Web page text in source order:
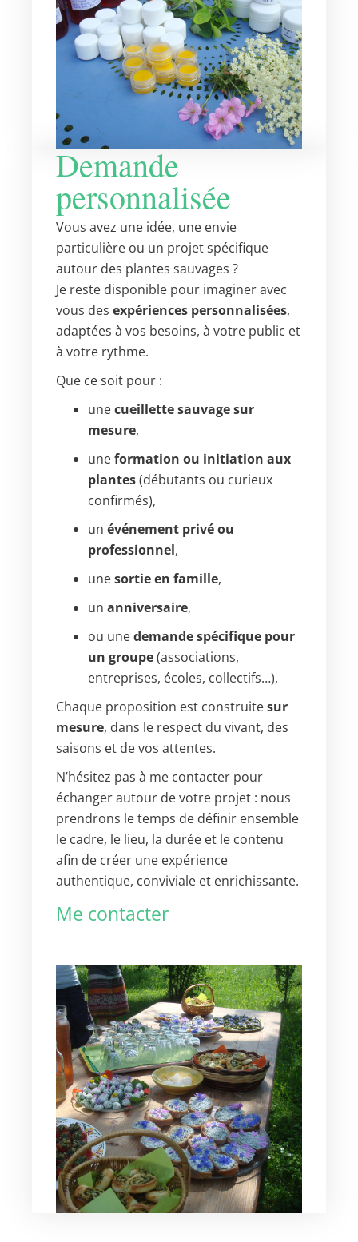
Demande
personnalisée
Vous avez une idée, une envie
particulière ou un projet spécifique
autour des plantes sauvages ?
Je reste disponible pour imaginer avec
vous des expériences personnalisées,
adaptées à vos besoins, à votre public et
à votre rythme.
Que ce soit pour :
unecueillette sauvage sur
mesure,
uneformation ou initiation aux
plantes(débutants ou curieux
confirmés),
un événement privé ou
professionnel,
unesortie en famille,
un anniversaire,
ou unedemande spécifique pour
un groupe(associations,
entreprises, écoles, collectifs…),
Chaque proposition est construitesur
mesure, dans le respect du vivant, des
saisons et de vos attentes.
N’hésitez pas à me contacter pour
échanger autour de votre projet : nous
prendrons le temps de définir ensemble
le cadre, le lieu, la durée et le contenu
afin de créer une expérience
authentique, conviviale et enrichissante.
Me contacter